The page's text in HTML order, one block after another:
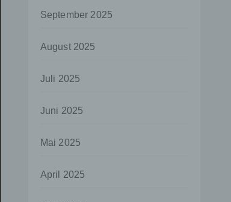
September 2025
August 2025
Juli 2025
Juni 2025
Mai 2025
April 2025